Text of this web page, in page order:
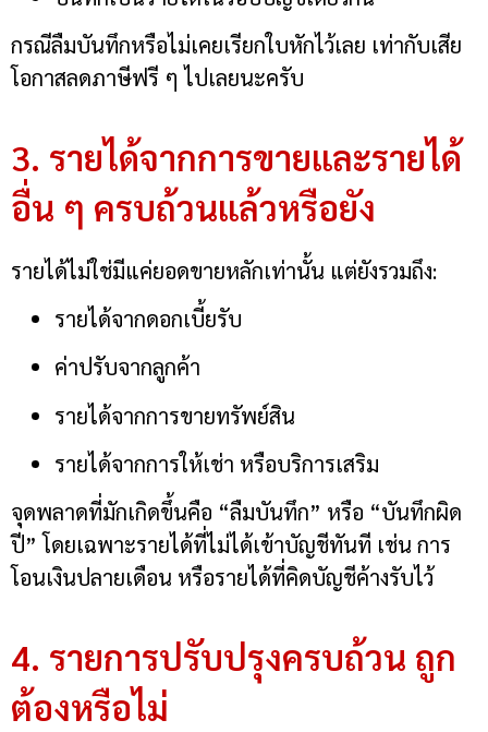
กรณีลืมบันทึกหรือไม่เคยเรียกใบหักไว้เลย เท่ากับเสีย
โอกาสลดภาษีฟรี ๆ ไปเลยนะครับ
3. รายได้จากการขายและรายได้
อื่น ๆ ครบถ้วนแล้วหรือยัง
รายได้ไม่ใช่มีแค่ยอดขายหลักเท่านั้น แต่ยังรวมถึง:
รายได้จากดอกเบี้ยรับ
ค่าปรับจากลูกค้า
รายได้จากการขายทรัพย์สิน
รายได้จากการให้เช่า หรือบริการเสริม
จุดพลาดที่มักเกิดขึ้นคือ “ลืมบันทึก” หรือ “บันทึกผิด
ปี” โดยเฉพาะรายได้ที่ไม่ได้เข้าบัญชีทันที เช่น การ
โอนเงินปลายเดือน หรือรายได้ที่คิดบัญชีค้างรับไว้
4. รายการปรับปรุงครบถ้วน ถูก
ต้องหรือไม่